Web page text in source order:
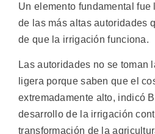
Un elemento fundamental fue
de las más altas autoridades
de que la irrigación funciona.
Las autoridades no se toman
ligera porque saben que el
extremadamente alto, indicó
desarrollo de la irrigación
transformación de la